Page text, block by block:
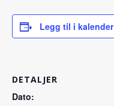
Legg til i kalender
DETALJER
Dato: